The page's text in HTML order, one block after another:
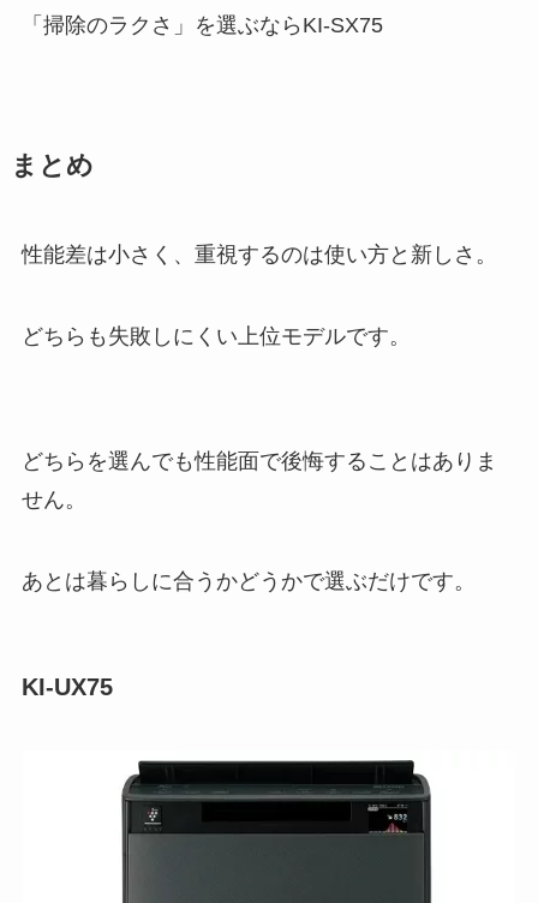
「掃除のラクさ」を選ぶならKI-SX75
まとめ
性能差は小さく、重視するのは使い方と新しさ。
どちらも失敗しにくい上位モデルです。
どちらを選んでも性能面で後悔することはありま
せん。
あとは暮らしに合うかどうかで選ぶだけです。
KI-UX75